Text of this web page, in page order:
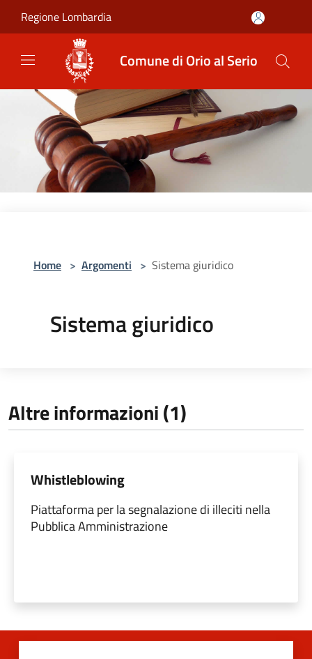
Regione Lombardia
Comune di Orio al Serio
Home > Argomenti > Sistema giuridico
Sistema giuridico
Altre informazioni (1)
Whistleblowing
Piattaforma per la segnalazione di illeciti nella
Pubblica Amministrazione